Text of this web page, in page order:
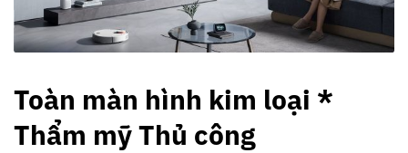
Toàn màn hình kim loại *
Thẩm mỹ Thủ công